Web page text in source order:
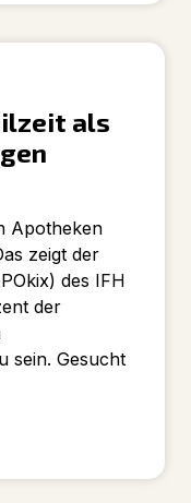
als
Apotheken
zeigt der
des IFH
der
sein. Gesucht